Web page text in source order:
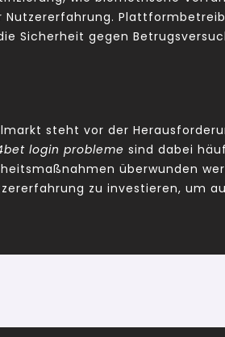
Sicherheit gegen
steht vor der
login probleme sind dabei
überwunden
zu investieren, um